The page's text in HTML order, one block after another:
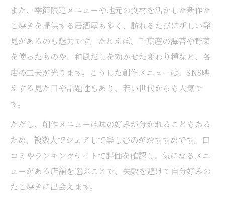
居酒屋のたこ焼きで乾杯を楽しむ新定番
また、季節限定メニューや地元の食材を活かした新作た
こ焼きを提供する居酒屋も多く、訪れるたびに新しい発
見があるのも魅力です。たとえば、千葉産の海苔や野菜
を使ったものや、和風だしを効かせた変わり種など、各
店の工夫が光ります。こうした創作メニューは、SNS映
えする見た目や話題性もあり、若い世代からも人気で
す。
ただし、創作メニューは味の好みが分かれることもある
ため、複数人でシェアして楽しむのがおすすめです。口
コミやランキングサイトで評価を確認し、気になるメニ
ューがある店舗を選ぶことで、失敗を避けて自分好みの
たこ焼きに出会えます。